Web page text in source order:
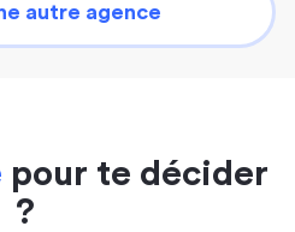
autre agence
pour te décider
?